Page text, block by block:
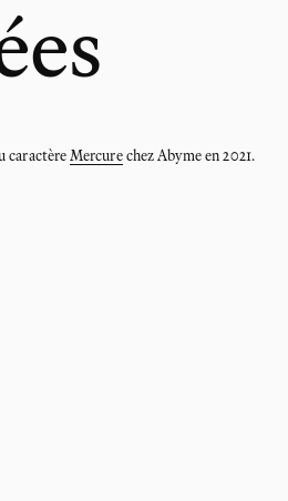
caractère Mercurechez Abyme en 2021.